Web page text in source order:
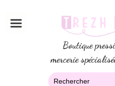
Boutique
mercerie